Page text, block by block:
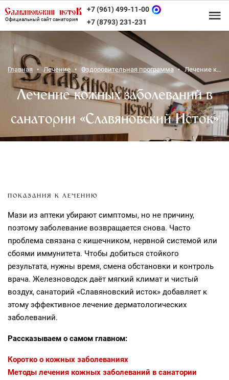
Официальный сайт санатория
+7 (961) 499-11-00
+7 (8793) 231-231
Главная Лечение Оздоровительная программа Лечение кожных заболеваний
Лечение кожных заболеваний в
санатории «Славяновский Исток»
ПОКАЗАНИЯ К ЛЕЧЕНИЮ
Мази из аптеки убирают симптомы, но не причину,
поэтому заболевание возвращается снова. Часто
проблема связана с кишечником, нервной системой или
сбоями иммунитета. Чтобы добиться стойкого
результата, нужны время, смена обстановки и контроль
врача. Железноводск даёт мягкий климат и чистый
воздух, санаторий «Славяновский исток» добавляет к
этому эффективное лечение дерматологических
заболеваний.
Рассказываем о самом главном:
Коротко о кожных заболеваниях
Методы лечения кожных заболеваний в санатории